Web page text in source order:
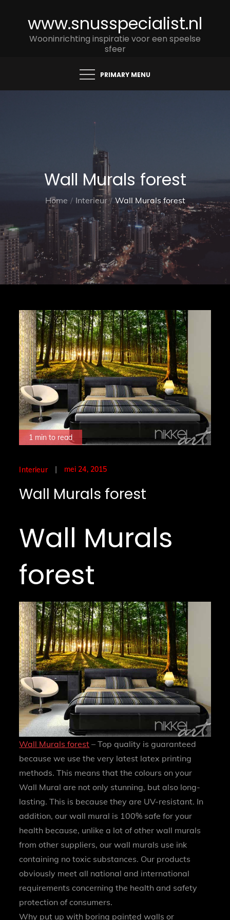
www.snusspecialist.nl
Wooninrichting inspiratie voor een speelse
sfeer
PRIMARY MENU
Wall Murals forest
Home Interieur Wall Murals forest
1 min to read
Interieur
Posted
mei 24, 2015
Wall Murals forest
Wall Murals
forest
Wall Murals forest – Top quality is guaranteed
because we use the very latest latex printing
methods. This means that the colours on your
Wall Mural are not only stunning, but also long-
lasting. This is because they are UV-resistant. In
addition, our wall mural is 100% safe for your
health because, unlike a lot of other wall murals
from other suppliers, our wall murals use ink
containing no toxic substances. Our products
obviously meet all national and international
requirements concerning the health and safety
protection of consumers.
Why put up with boring painted walls or